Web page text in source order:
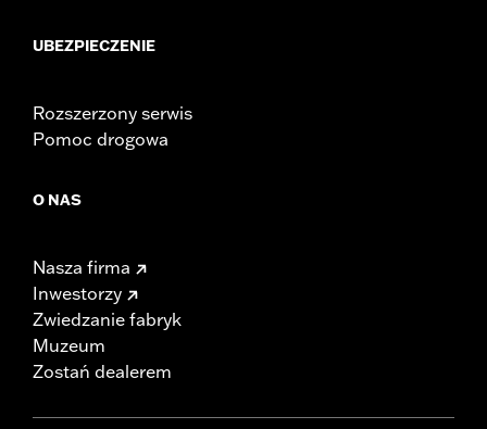
UBEZPIECZENIE
Rozszerzony serwis
Pomoc drogowa
O NAS
Nasza firma
Inwestorzy
Zwiedzanie fabryk
Muzeum
Zostań dealerem